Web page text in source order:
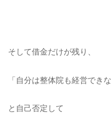
そして借金だけが残り、
「自分は整体院も経営でき
と自己否定して